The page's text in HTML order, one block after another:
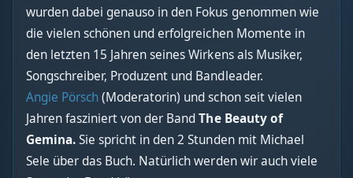
wurden dabei genauso in den Fokus genommen wie
die vielen schönen und erfolgreichen Momente in
den letzten 15 Jahren seines Wirkens als Musiker,
Songschreiber, Produzent und Bandleader.
Angie Pörsch(Moderatorin) und schon seit vielen
Jahren fasziniert von der BandThe Beauty of
Gemina.Sie spricht in den 2 Stunden mit Michael
Sele über das Buch. Natürlich werden wir auch viele